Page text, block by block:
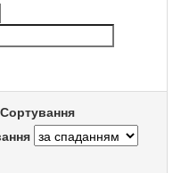
Сортування